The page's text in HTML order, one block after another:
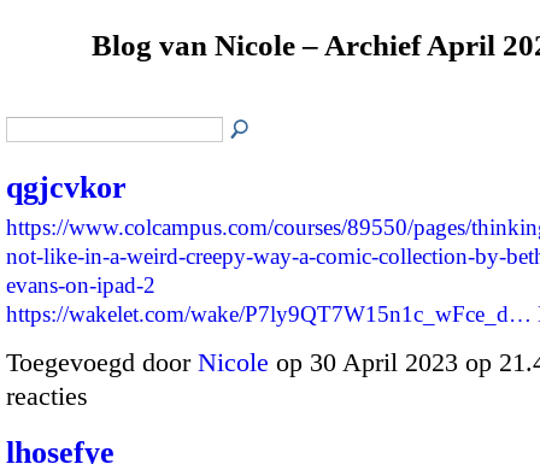
Blog van Nicole – Archief April
qgjcvkor
https://www.colcampus.com/courses/89550/pages/
not-like-in-a-weird-creepy-way-a-comic-collection-by-
evans-on-ipad-2
https://wakelet.com/wake/P7ly9QT7W15n1c_wFce_d…
Toegevoegd door Nicole op 30 April 2023 op
reacties
lhosefye